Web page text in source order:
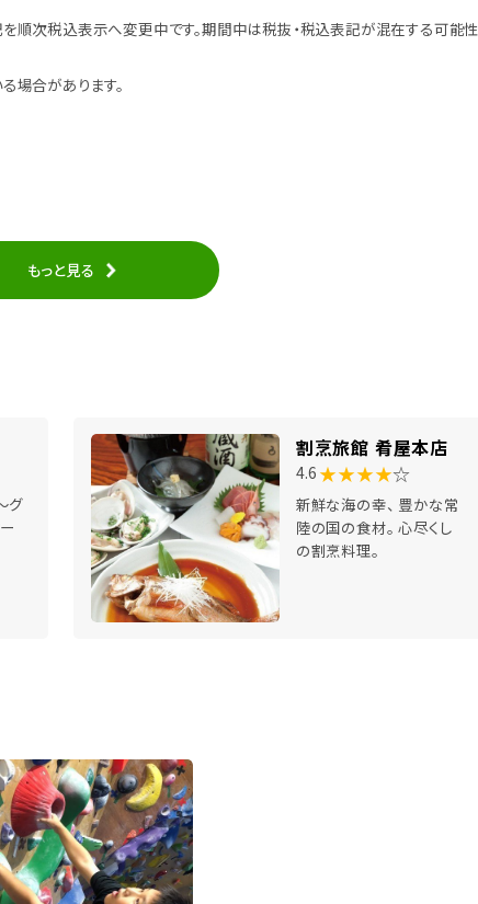
順次税込表示へ変更中です。期間中は税抜・税込表記が混在する可能性
場合があります。
もっと見る
グ
割烹旅館 肴屋本店
4.6 ★★★★☆
新鮮な海の幸、 豊かな常
陸の国の食材。 心尽くし
の割烹料理。